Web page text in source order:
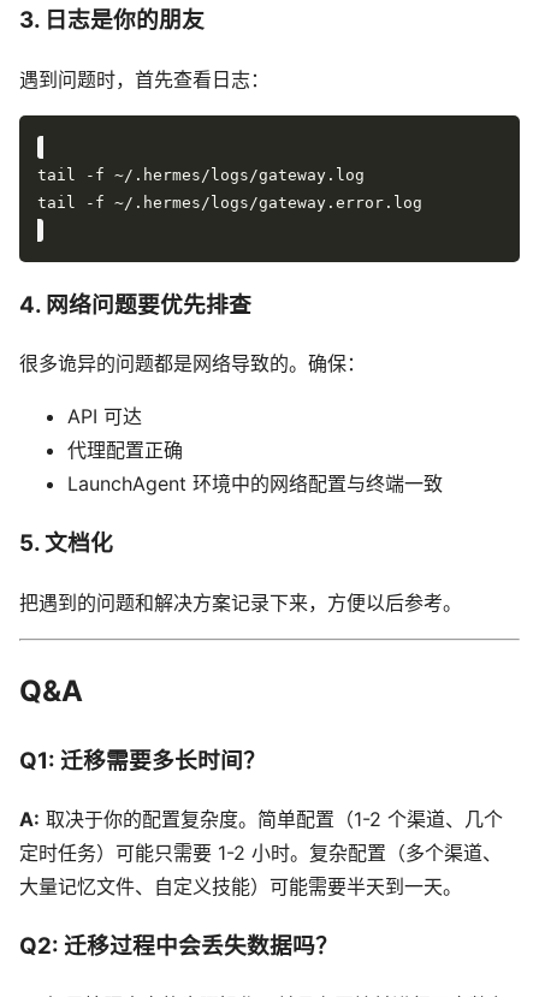
3. 日志是你的朋友
遇到问题时，首先查看日志：
4. 网络问题要优先排查
很多诡异的问题都是网络导致的。确保：
API 可达
代理配置正确
LaunchAgent 环境中的网络配置与终端一致
5. 文档化
把遇到的问题和解决方案记录下来，方便以后参考。
Q&A
Q1: 迁移需要多长时间？
A: 取决于你的配置复杂度。简单配置（1-2 个渠道、几个
定时任务）可能只需要 1-2 小时。复杂配置（多个渠道、
大量记忆文件、自定义技能）可能需要半天到一天。
Q2: 迁移过程中会丢失数据吗？